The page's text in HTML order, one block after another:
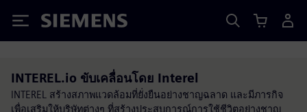
Siemens
INTEREL.io ขับเคลื่อนโดย Interel
INTEREL สร้างสภาพแวดล้อมที่ยั่งยืนอย่างชาญฉลาด และมีภารกิจ
เพื่อเสริมให้บริษัทต่างๆ ที่สร้างประสบการณ์การใช้ชีวิตอย่างชาญ